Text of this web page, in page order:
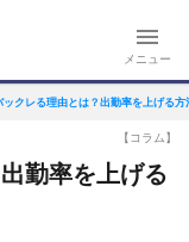
メニュー
ックレる理由とは？出勤率を上げる方
【コラム】
勤率を上げる